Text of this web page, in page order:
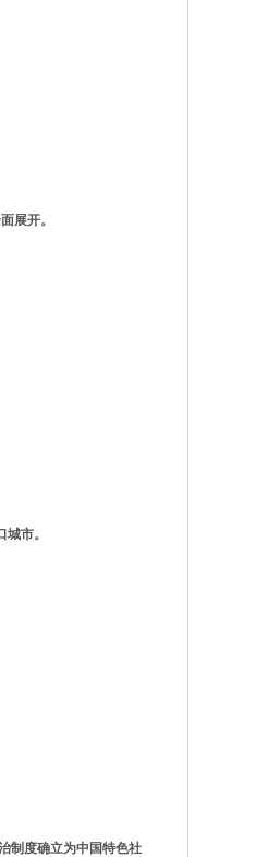
展开。
城市。
制度确立为中国特色社